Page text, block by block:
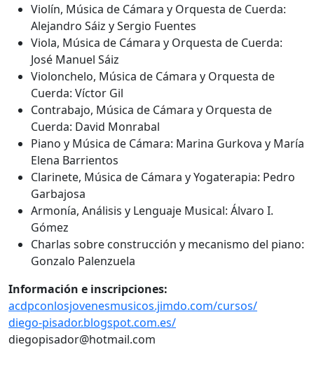
Violín, Música de Cámara y Orquesta de Cuerda:
Alejandro Sáiz y Sergio Fuentes
Viola, Música de Cámara y Orquesta de Cuerda:
José Manuel Sáiz
Violonchelo, Música de Cámara y Orquesta de
Cuerda: Víctor Gil
Contrabajo, Música de Cámara y Orquesta de
Cuerda: David Monrabal
Piano y Música de Cámara: Marina Gurkova y María
Elena Barrientos
Clarinete, Música de Cámara y Yogaterapia: Pedro
Garbajosa
Armonía, Análisis y Lenguaje Musical: Álvaro I.
Gómez
Charlas sobre construcción y mecanismo del piano:
Gonzalo Palenzuela
Información e inscripciones:
acdpconlosjovenesmusicos.jimdo.com/cursos/
diego-pisador.blogspot.com.es/
diegopisador@hotmail.com